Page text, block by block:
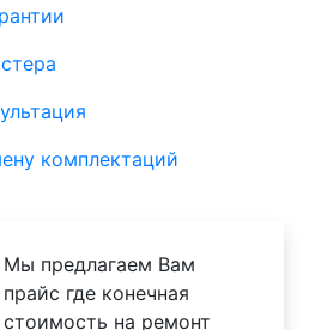
комплектаций
Мы предлагаем Вам
прайс где конечная
стоимость на ремонт